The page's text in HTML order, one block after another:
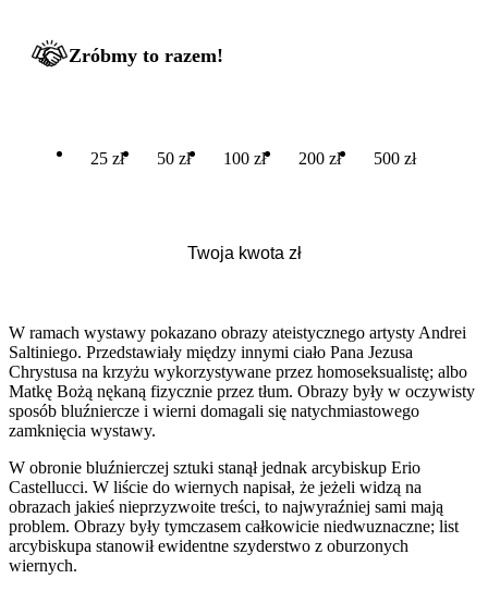
Zróbmy to razem!
25 zł 50 zł 100 zł 200 zł 500 zł
W ramach wystawy pokazano obrazy ateistycznego artysty Andrei
Saltiniego. Przedstawiały między innymi ciało Pana Jezusa
Chrystusa na krzyżu wykorzystywane przez homoseksualistę; albo
Matkę Bożą nękaną fizycznie przez tłum. Obrazy były w oczywisty
sposób bluźniercze i wierni domagali się natychmiastowego
zamknięcia wystawy.
W obronie bluźnierczej sztuki stanął jednak arcybiskup Erio
Castellucci. W liście do wiernych napisał, że jeżeli widzą na
obrazach jakieś nieprzyzwoite treści, to najwyraźniej sami mają
problem. Obrazy były tymczasem całkowicie niedwuznaczne; list
arcybiskupa stanowił ewidentne szyderstwo z oburzonych
wiernych.